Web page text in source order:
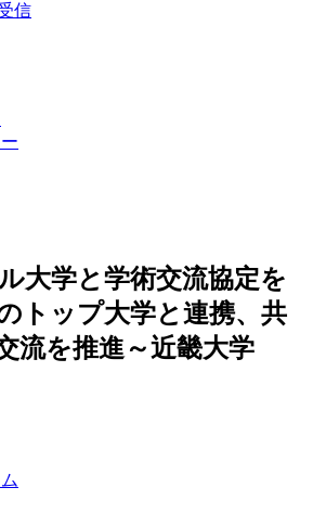
信
大学と学術交流協定を
トップ大学と連携、共
流を推進～近畿大学